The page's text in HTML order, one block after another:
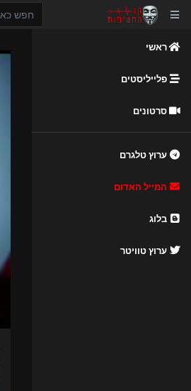
ראשי
פלייליסטים
סרטונים
ערוץ טלגרם
המייל האדום
בלוג
ערוץ טוויטר